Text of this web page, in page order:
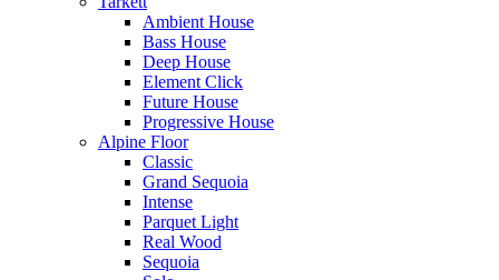
Ambient House
Bass House
Deep House
Element Click
Future House
Progressive House
Alpine Floor
Classic
Grand Sequoia
Intense
Parquet Light
Real Wood
Sequoia